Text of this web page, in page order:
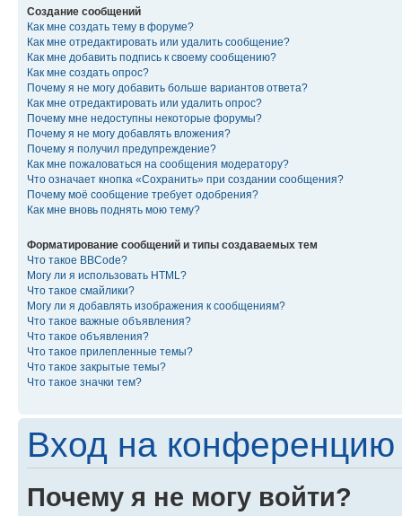
Создание сообщений
Как мне создать тему в форуме?
Как мне отредактировать или удалить сообщение?
Как мне добавить подпись к своему сообщению?
Как мне создать опрос?
Почему я не могу добавить больше вариантов ответа?
Как мне отредактировать или удалить опрос?
Почему мне недоступны некоторые форумы?
Почему я не могу добавлять вложения?
Почему я получил предупреждение?
Как мне пожаловаться на сообщения модератору?
Что означает кнопка «Сохранить» при создании сообщения?
Почему моё сообщение требует одобрения?
Как мне вновь поднять мою тему?
Форматирование сообщений и типы создаваемых тем
Что такое BBCode?
Могу ли я использовать HTML?
Что такое смайлики?
Могу ли я добавлять изображения к сообщениям?
Что такое важные объявления?
Что такое объявления?
Что такое прилепленные темы?
Что такое закрытые темы?
Что такое значки тем?
Вход на конференцию
Почему я не могу войти?